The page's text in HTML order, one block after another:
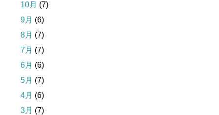
10月 (7)
9月 (6)
8月 (7)
7月 (7)
6月 (6)
5月 (7)
4月 (6)
3月 (7)